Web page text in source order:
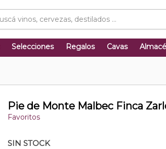
Selecciones Regalos Cavas
Pie de Monte Malbec Finca
Favoritos
SIN STOCK